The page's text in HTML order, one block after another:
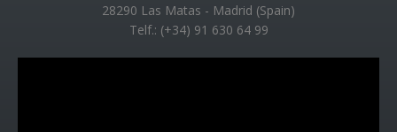
28290 Las Matas - Madrid (Spain)
Telf.: (+34) 91 630 64 99